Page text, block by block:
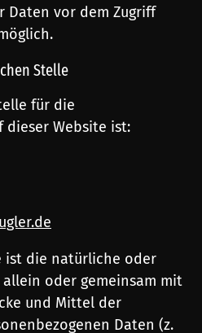
Daten vor dem Zugriff
Stelle
für die
dieser Website ist:
ist die natürliche oder
oder gemeinsam mit
und Mittel der
Daten (z.